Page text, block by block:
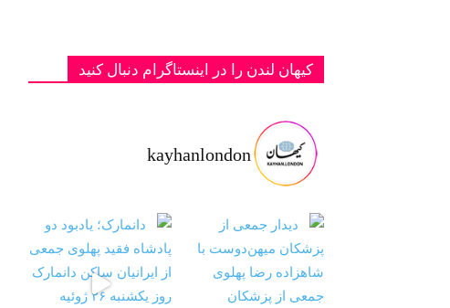
کیهان لندن را در اینستاگرام دنبال کنید
kayhanlondon
‏‏‏ ‏‏ ‏ دانمارک؛ یادبود دو پادشاه فقید پهلوی ج